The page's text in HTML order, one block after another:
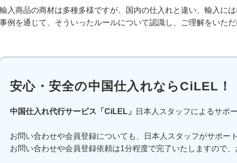
輸入商品の商材は多種多様ですが、国内の仕入れと違い、輸入には
事例を通じて、そういったルールについて認識し、ご理解をいただ
安心・安全の中国仕入れならCiLEL！
中国仕入れ代行サービス「CiLEL」 日本人スタッフによるサポ
お問い合わせや会員登録についても、日本人スタッフがサポー
お問い合わせや会員登録依頼は1分程度で完了いたしますので、